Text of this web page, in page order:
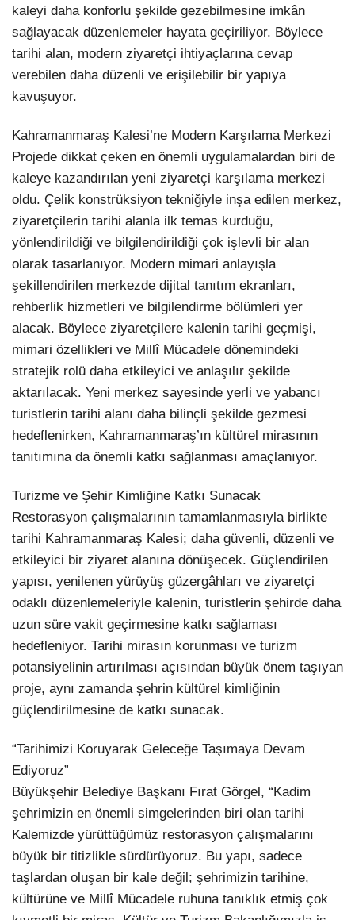
kaleyi daha konforlu şekilde gezebilmesine imkân
sağlayacak düzenlemeler hayata geçiriliyor. Böylece
tarihi alan, modern ziyaretçi ihtiyaçlarına cevap
verebilen daha düzenli ve erişilebilir bir yapıya
kavuşuyor.
Kahramanmaraş Kalesi’ne Modern Karşılama Merkezi
Projede dikkat çeken en önemli uygulamalardan biri de
kaleye kazandırılan yeni ziyaretçi karşılama merkezi
oldu. Çelik konstrüksiyon tekniğiyle inşa edilen merkez,
ziyaretçilerin tarihi alanla ilk temas kurduğu,
yönlendirildiği ve bilgilendirildiği çok işlevli bir alan
olarak tasarlanıyor. Modern mimari anlayışla
şekillendirilen merkezde dijital tanıtım ekranları,
rehberlik hizmetleri ve bilgilendirme bölümleri yer
alacak. Böylece ziyaretçilere kalenin tarihi geçmişi,
mimari özellikleri ve Millî Mücadele dönemindeki
stratejik rolü daha etkileyici ve anlaşılır şekilde
aktarılacak. Yeni merkez sayesinde yerli ve yabancı
turistlerin tarihi alanı daha bilinçli şekilde gezmesi
hedeflenirken, Kahramanmaraş’ın kültürel mirasının
tanıtımına da önemli katkı sağlanması amaçlanıyor.
Turizme ve Şehir Kimliğine Katkı Sunacak
Restorasyon çalışmalarının tamamlanmasıyla birlikte
tarihi Kahramanmaraş Kalesi; daha güvenli, düzenli ve
etkileyici bir ziyaret alanına dönüşecek. Güçlendirilen
yapısı, yenilenen yürüyüş güzergâhları ve ziyaretçi
odaklı düzenlemeleriyle kalenin, turistlerin şehirde daha
uzun süre vakit geçirmesine katkı sağlaması
hedefleniyor. Tarihi mirasın korunması ve turizm
potansiyelinin artırılması açısından büyük önem taşıyan
proje, aynı zamanda şehrin kültürel kimliğinin
güçlendirilmesine de katkı sunacak.
“Tarihimizi Koruyarak Geleceğe Taşımaya Devam
Ediyoruz”
Büyükşehir Belediye Başkanı Fırat Görgel, “Kadim
şehrimizin en önemli simgelerinden biri olan tarihi
Kalemizde yürüttüğümüz restorasyon çalışmalarını
büyük bir titizlikle sürdürüyoruz. Bu yapı, sadece
taşlardan oluşan bir kale değil; şehrimizin tarihine,
kültürüne ve Millî Mücadele ruhuna tanıklık etmiş çok